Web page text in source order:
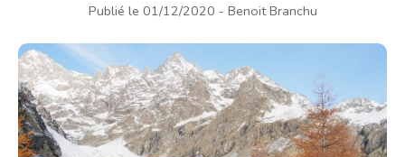
Publié le 01/12/2020 - Benoit Branchu